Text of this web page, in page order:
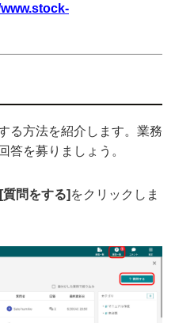
る方法を紹介します。業務
答を募りましょう。
[質問をする] をクリックしま